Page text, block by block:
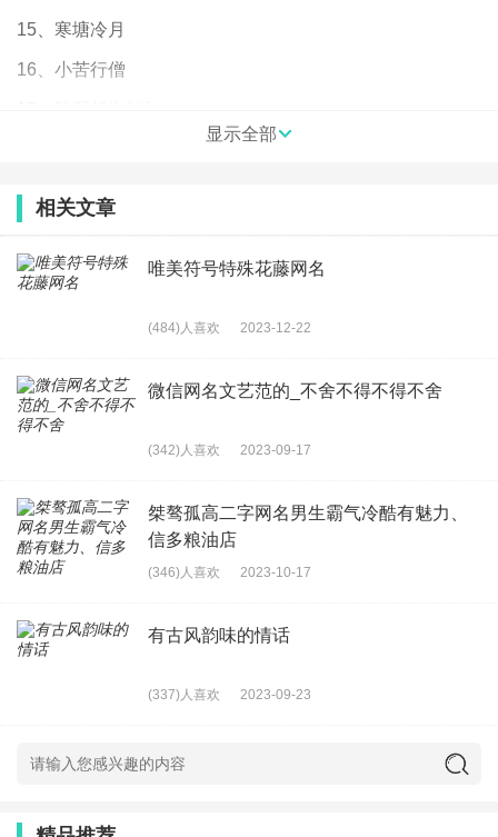
15、寒塘冷月
16、小苦行僧
17、陪我想当初乀
21、哥是珍藏版全世界仅一款
24、妖娆、女人最玩命的本钱
25、谁说像桃花就要美得不凋零
27、吃湘喝辣
28、一辈子守你
30、Oldbodydisease旧体病
36、★·°尛尛姩紀
显示全部
相关文章
唯美符号特殊花藤网名
(484)人喜欢 2023-12-22
微信网名文艺范的_不舍不得不得不舍
(342)人喜欢 2023-09-17
桀骜孤高二字网名男生霸气冷酷有魅力、
信多粮油店
(346)人喜欢 2023-10-17
有古风韵味的情话
(337)人喜欢 2023-09-23